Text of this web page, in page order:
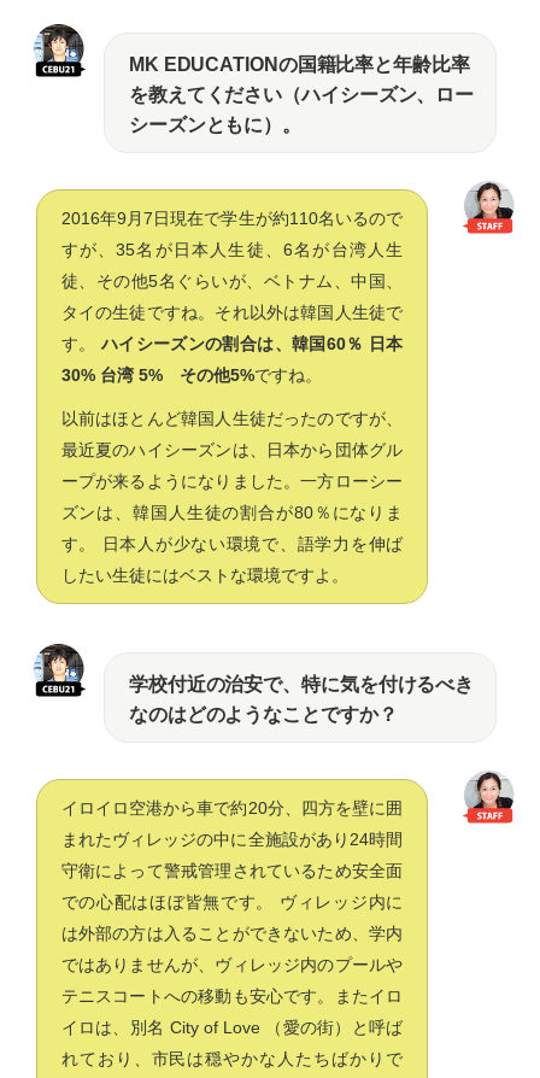
MK EDUCATIONの国籍比率と年齢比率
を教えてください（ハイシーズン、ロー
シーズンともに）。
2016年9月7日現在で学生が約110名いるので
すが、35名が日本人生徒、6名が台湾人生
徒、その他5名ぐらいが、ベトナム、中国、
タイの生徒ですね。それ以外は韓国人生徒で
す。 ハイシーズンの割合は、韓国60％ 日本
30% 台湾 5% その他5%ですね。
以前はほとんど韓国人生徒だったのですが、
最近夏のハイシーズンは、日本から団体グル
ープが来るようになりました。一方ローシー
ズンは、韓国人生徒の割合が80％になりま
す。 日本人が少ない環境で、語学力を伸ば
したい生徒にはベストな環境ですよ。
学校付近の治安で、特に気を付けるべき
なのはどのようなことですか？
イロイロ空港から車で約20分、四方を壁に囲
まれたヴィレッジの中に全施設があり24時間
守衛によって警戒管理されているため安全面
での心配はほぼ皆無です。 ヴィレッジ内に
は外部の方は入ることができないため、学内
ではありませんが、ヴィレッジ内のプールや
テニスコートへの移動も安心です。またイロ
イロは、別名 City of Love （愛の街）と呼ば
れており、市民は穏やかな人たちばかりで